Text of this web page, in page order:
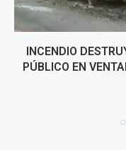
INCENDIO
PÚBLICO EN